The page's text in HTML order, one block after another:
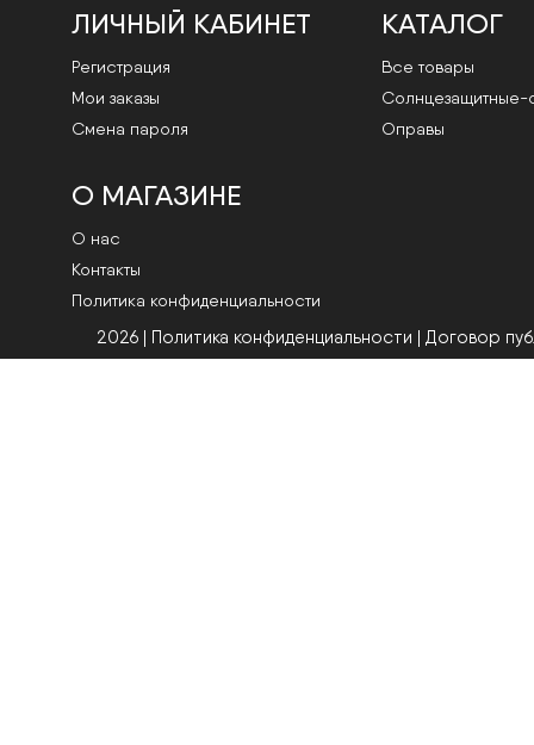
ЛИЧНЫЙ КАБИНЕТ
Регистрация
Мои заказы
Смена пароля
КАТАЛОГ
Все товары
Cолнцезащитные-
Оправы
О МАГАЗИНЕ
О нас
Контакты
Политика конфиденциальности
2026 | Политика конфиденциальности | Договор